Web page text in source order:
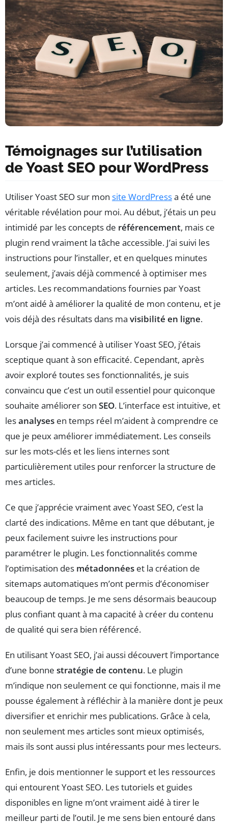
Témoignages sur l’utilisation
de Yoast SEO pour WordPress
Utiliser Yoast SEO sur mon site WordPressa été une
véritable révélation pour moi. Au début, j’étais un peu
intimidé par les concepts de référencement, mais ce
plugin rend vraiment la tâche accessible. J’ai suivi les
instructions pour l’installer, et en quelques minutes
seulement, j’avais déjà commencé à optimiser mes
articles. Les recommandations fournies par Yoast
m’ont aidé à améliorer la qualité de mon contenu, et je
vois déjà des résultats dans ma visibilité en ligne.
Lorsque j’ai commencé à utiliser Yoast SEO, j’étais
sceptique quant à son efficacité. Cependant, après
avoir exploré toutes ses fonctionnalités, je suis
convaincu que c’est un outil essentiel pour quiconque
souhaite améliorer son SEO. L’interface est intuitive, et
lesanalyses en temps réel m’aident à comprendre ce
que je peux améliorer immédiatement. Les conseils
sur les mots-clés et les liens internes sont
particulièrement utiles pour renforcer la structure de
mes articles.
Ce que j’apprécie vraiment avec Yoast SEO, c’est la
clarté des indications. Même en tant que débutant, je
peux facilement suivre les instructions pour
paramétrer le plugin. Les fonctionnalités comme
l’optimisation des métadonnées et la création de
sitemaps automatiques m’ont permis d’économiser
beaucoup de temps. Je me sens désormais beaucoup
plus confiant quant à ma capacité à créer du contenu
de qualité qui sera bien référencé.
En utilisant Yoast SEO, j’ai aussi découvert l’importance
d’une bonne stratégie de contenu. Le plugin
m’indique non seulement ce qui fonctionne, mais il me
pousse également à réfléchir à la manière dont je peux
diversifier et enrichir mes publications. Grâce à cela,
non seulement mes articles sont mieux optimisés,
mais ils sont aussi plus intéressants pour mes lecteurs.
Enfin, je dois mentionner le support et les ressources
qui entourent Yoast SEO. Les tutoriels et guides
disponibles en ligne m’ont vraiment aidé à tirer le
meilleur parti de l’outil. Je me sens bien entouré dans